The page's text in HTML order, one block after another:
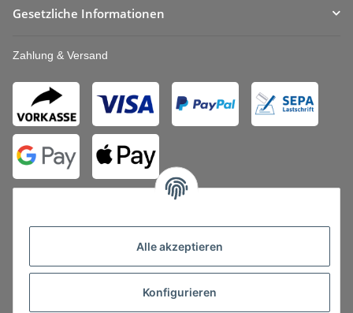
Alle akzeptieren
Konfigurieren
Gesetzliche Informationen
Zahlung & Versand
Vertrag widerrufen